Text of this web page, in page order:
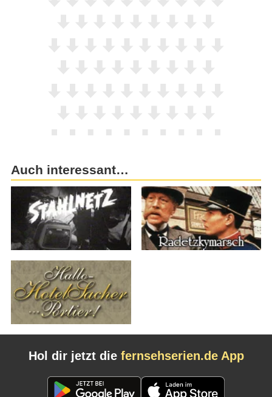
Auch interessant…
Hol dir jetzt die fernsehserien.de App